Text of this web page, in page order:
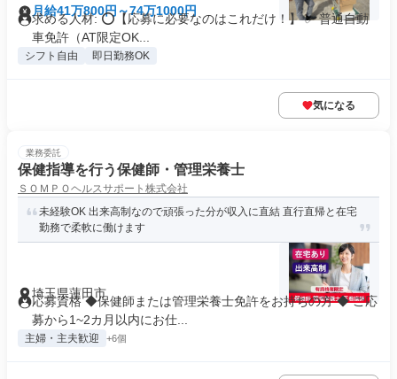
月給41万800円～74万1000円
求める人材: ⭕️【応募に必要なのはこれだけ！】 ✅ 普通自動
車免許（AT限定OK...
シフト自由 即日勤務OK
気になる
業務委託
保健指導を行う保健師・管理栄養士
ＳＯＭＰＯヘルスサポート株式会社
未経験OK 出来高制なので頑張った分が収入に直結 直行直帰と在宅
勤務で柔軟に働けます
埼玉県蓮田市
応募資格 ◆保健師または管理栄養士免許をお持ちの方 ◆ ご応
募から1~2カ月以内にお仕...
主婦・主夫歓迎 +6個